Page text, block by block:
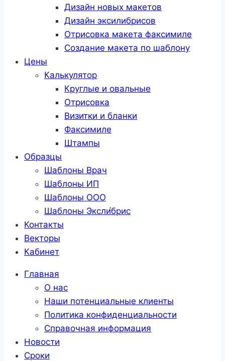
Дизайн новых макетов
Дизайн эксилибрисов
Отрисовка макета факсимиле
Создание макета по шаблону
Цены
Калькулятор
Круглые и овальные
Отрисовка
Визитки и бланки
Факсимиле
Штампы
Образцы
Шаблоны Врач
Шаблоны ИП
Шаблоны ООО
Шаблоны Эксли́брис
Контакты
Векторы
Кабинет
Главная
О нас
Наши потенциальные клиенты
Политика конфиденциальности
Справочная информация
Новости
Сроки